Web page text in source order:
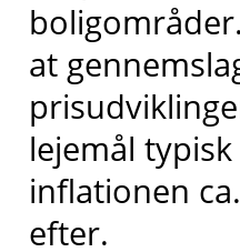
at
lejemål
inflationen
efter.